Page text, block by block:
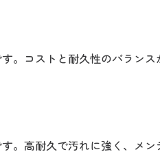
。コストと耐久性のバラン
。高耐久で汚れに強く、メ